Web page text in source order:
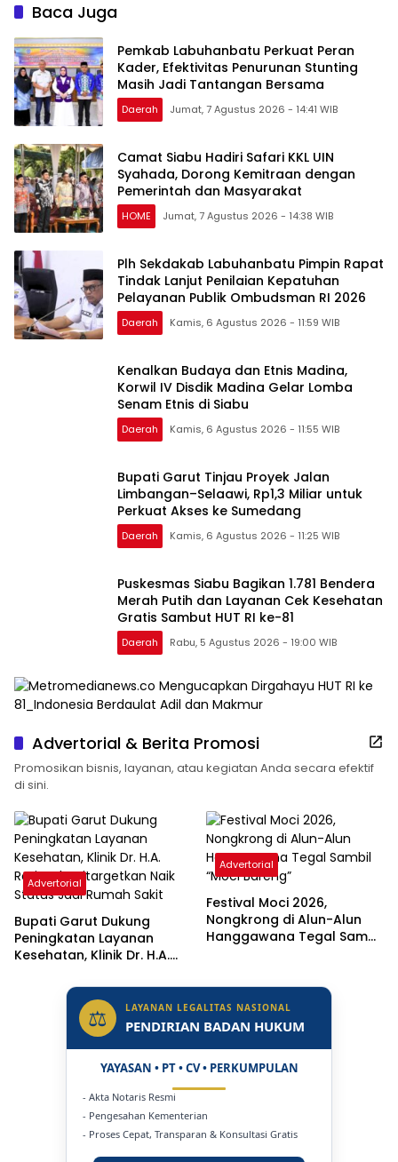
Baca Juga
Pemkab Labuhanbatu Perkuat Peran
Kader, Efektivitas Penurunan Stunting
Masih Jadi Tantangan Bersama
Daerah Jumat, 7 Agustus 2026 - 14:41 WIB
Camat Siabu Hadiri Safari KKL UIN
Syahada, Dorong Kemitraan dengan
Pemerintah dan Masyarakat
HOME Jumat, 7 Agustus 2026 - 14:38 WIB
Plh Sekdakab Labuhanbatu Pimpin Rapat
Tindak Lanjut Penilaian Kepatuhan
Pelayanan Publik Ombudsman RI 2026
Daerah Kamis, 6 Agustus 2026 - 11:59 WIB
Kenalkan Budaya dan Etnis Madina,
Korwil IV Disdik Madina Gelar Lomba
Senam Etnis di Siabu
Daerah Kamis, 6 Agustus 2026 - 11:55 WIB
Bupati Garut Tinjau Proyek Jalan
Limbangan–Selaawi, Rp1,3 Miliar untuk
Perkuat Akses ke Sumedang
Daerah Kamis, 6 Agustus 2026 - 11:25 WIB
Puskesmas Siabu Bagikan 1.781 Bendera
Merah Putih dan Layanan Cek Kesehatan
Gratis Sambut HUT RI ke-81
Daerah Rabu, 5 Agustus 2026 - 19:00 WIB
Advertorial & Berita Promosi
Promosikan bisnis, layanan, atau kegiatan Anda secara efektif
di sini.
Advertorial
Bupati Garut Dukung
Peningkatan Layanan
Kesehatan, Klinik Dr. H.A.
Status Jadi Rumah Sakit
Advertorial
Festival Moci 2026,
Nongkrong di Alun-Alun
Hanggawana Tegal Sambil
⚖ LAYANAN LEGALITAS NASIONAL
PENDIRIAN BADAN HUKUM
YAYASAN • PT • CV • PERKUMPULAN
- Akta Notaris Resmi
- Pengesahan Kementerian
- Proses Cepat, Transparan & Konsultasi Gratis